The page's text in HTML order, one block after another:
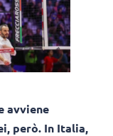
avviene
però. In Italia,